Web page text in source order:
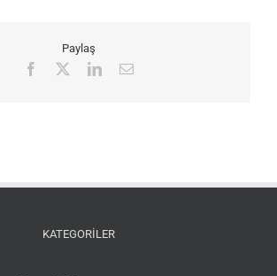
Paylaş
Facebook LinkedIn
E-
KATEGORİLER